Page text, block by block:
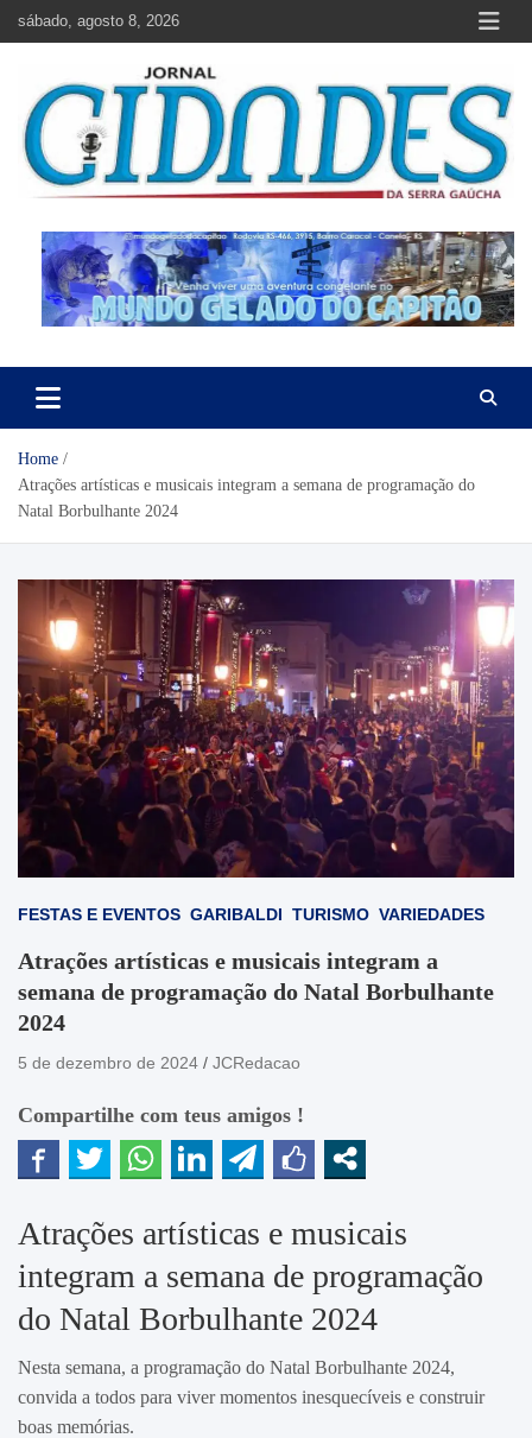
sábado, agosto 8, 2026
Jornal Cidades da Serra Gaúcha
Home
Atrações artísticas e musicais integram a semana de programação do
Natal Borbulhante 2024
FESTAS E EVENTOS GARIBALDI TURISMO VARIEDADES
Atrações artísticas e musicais integram a
semana de programação do Natal Borbulhante
2024
5 de dezembro de 2024 JCRedacao
Compartilhe com teus amigos !
Atrações artísticas e musicais
integram a semana de programação
do Natal Borbulhante 2024
Nesta semana, a programação do Natal Borbulhante 2024,
convida a todos para viver momentos inesquecíveis e construir
boas memórias.